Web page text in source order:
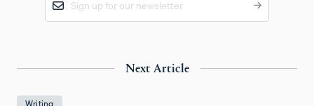
Next Article